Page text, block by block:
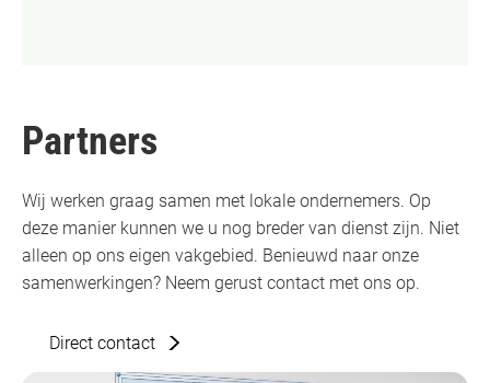
Partners
Wij werken graag samen met lokale ondernemers. Op
deze manier kunnen we u nog breder van dienst zijn. Niet
alleen op ons eigen vakgebied. Benieuwd naar onze
samenwerkingen? Neem gerust contact met ons op.
Direct contact